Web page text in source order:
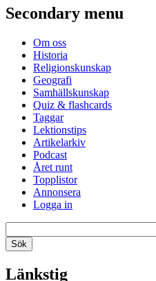
Secondary menu
Om oss
Historia
Religionskunskap
Geografi
Samhällskunskap
Quiz & flashcards
Taggar
Lektionstips
Artikelarkiv
Podcast
Året runt
Topplistor
Annonsera
Logga in
Länkstig